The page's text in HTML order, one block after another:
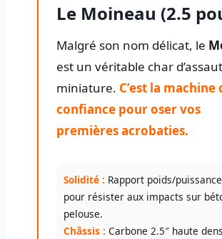
Le Moineau (2.5
Malgré son nom délicat, le
est un véritable char d’assaut
miniature. C’est la machine
confiance pour oser vos
premières acrobaties.
Solidité : Rapport poids/
pour résister aux impacts sur
pelouse.
Châssis : Carbone 2.5″ haute